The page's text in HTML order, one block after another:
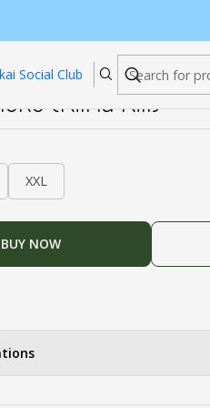
Social Club
(Kill la Kill)
XXL
BUY NOW